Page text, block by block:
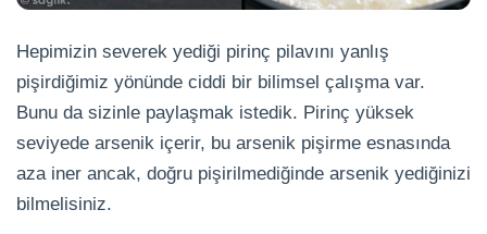
Hepimizin severek yediği pirinç pilavını yanlış
pişirdiğimiz yönünde ciddi bir bilimsel çalışma var.
Bunu da sizinle paylaşmak istedik. Pirinç yüksek
seviyede arsenik içerir, bu arsenik pişirme esnasında
aza iner ancak, doğru pişirilmediğinde arsenik yediğinizi
bilmelisiniz.